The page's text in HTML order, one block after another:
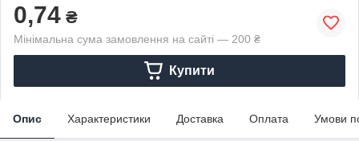
0,74 ₴
Мінімальна сума замовлення на сайті — 200 ₴
Купити
Опис Характеристики Доставка Оплата Умови